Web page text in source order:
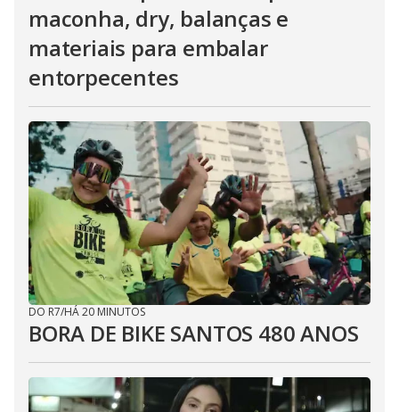
maconha, dry, balanças e
materiais para embalar
entorpecentes
DO R7/HÁ 20 MINUTOS
BORA DE BIKE SANTOS 480 ANOS